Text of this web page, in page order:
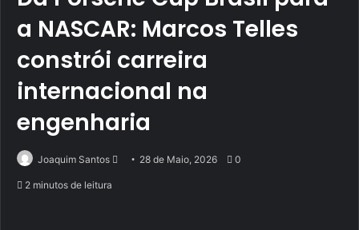
a NASCAR: Marcos Telles
constrói carreira
internacional na
engenharia
Joaquim Santos
Send 28 de Maio, 2026 0
2 minutos de leitura